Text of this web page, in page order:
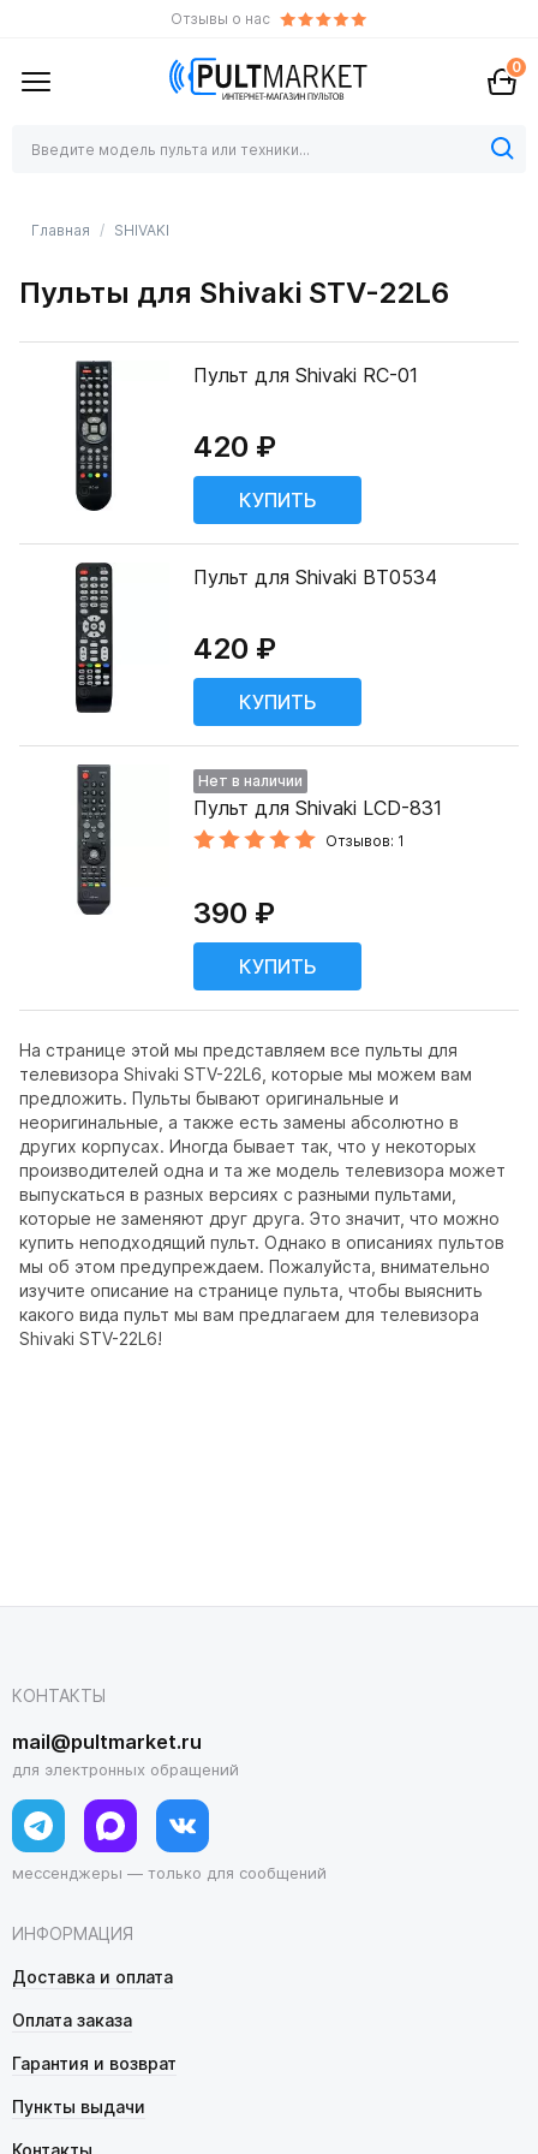
Отзывы о нас
0
Главная SHIVAKI
Пульты для Shivaki STV-22L6
На странице этой мы представляем все пульты для
телевизора Shivaki STV-22L6, которые мы можем вам
предложить. Пульты бывают оригинальные и
неоригинальные, а также есть замены абсолютно в
других корпусах. Иногда бывает так, что у некоторых
производителей одна и та же модель телевизора может
выпускаться в разных версиях с разными пультами,
которые не заменяют друг друга. Это значит, что можно
купить неподходящий пульт. Однако в описаниях пультов
мы об этом предупреждаем. Пожалуйста, внимательно
изучите описание на странице пульта, чтобы выяснить
какого вида пульт мы вам предлагаем для телевизора
Shivaki STV-22L6!
Пульт для Shivaki RC-01
420 ₽
Пульт для Shivaki BT0534
420 ₽
Нет в наличии
Пульт для Shivaki LCD-831
Отзывов: 1
390 ₽
ИНФОРМАЦИЯ
Доставка и оплата
Оплата заказа
Гарантия и возврат
Пункты выдачи
Контакты
КОНТАКТЫ
mail@pultmarket.ru
для электронных обращений
мессенджеры — только для сообщений